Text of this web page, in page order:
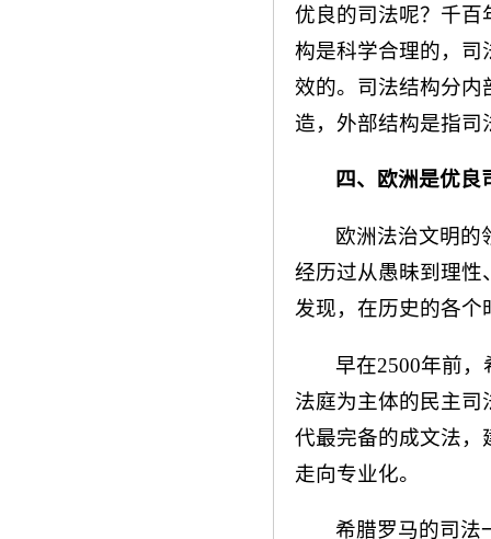
优良的司法呢？千百
构是科学合理的，司
效的。司法结构分内
造，外部结构是指司
四、欧洲是优良
欧洲法治文明的
经历过从愚昧到理性
发现，在历史的各
早在2500年前
法庭为主体的民主司
代最完备的成文法，
走向专业化。
希腊罗马的司法